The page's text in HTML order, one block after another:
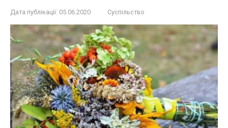
Дата публікації: 05.06.2020 Суспільство